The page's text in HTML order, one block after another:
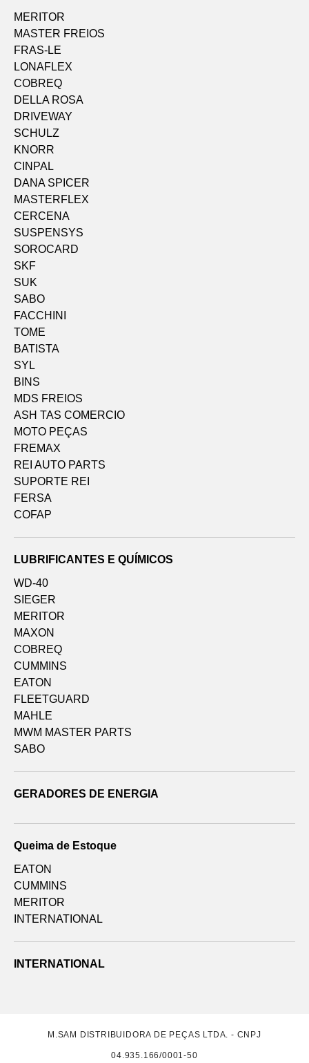
MERITOR
MASTER FREIOS
FRAS-LE
LONAFLEX
COBREQ
DELLA ROSA
DRIVEWAY
SCHULZ
KNORR
CINPAL
DANA SPICER
MASTERFLEX
CERCENA
SUSPENSYS
SOROCARD
SKF
SUK
SABO
FACCHINI
TOME
BATISTA
SYL
BINS
MDS FREIOS
ASH TAS COMERCIO
MOTO PEÇAS
FREMAX
REI AUTO PARTS
SUPORTE REI
FERSA
COFAP
LUBRIFICANTES E QUÍMICOS
WD-40
SIEGER
MERITOR
MAXON
COBREQ
CUMMINS
EATON
FLEETGUARD
MAHLE
MWM MASTER PARTS
SABO
GERADORES DE ENERGIA
Queima de Estoque
EATON
CUMMINS
MERITOR
INTERNATIONAL
INTERNATIONAL
M.SAM DISTRIBUIDORA DE PEÇAS LTDA. - CNPJ
04.935.166/0001-50